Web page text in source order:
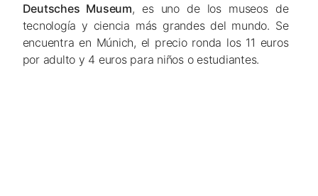
Deutsches Museum, es uno de los museos de
tecnología y ciencia más grandes del mundo. Se
encuentra en Múnich, el precio ronda los 11 euros
por adulto y 4 euros para niños o estudiantes.